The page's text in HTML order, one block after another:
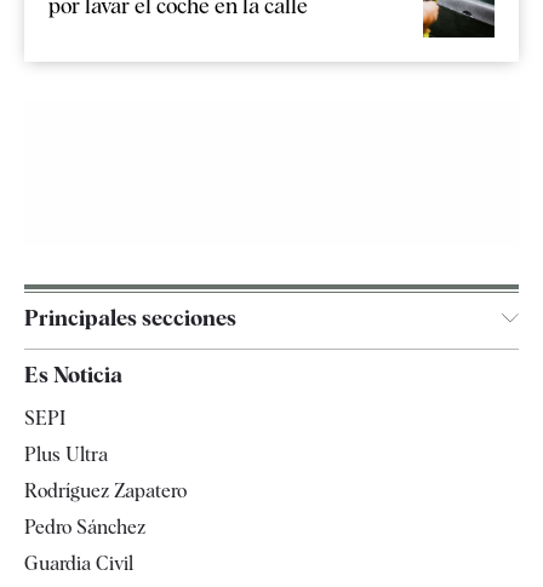
Principales secciones
España
Televisión
Es Noticia
SEPI
Plus Ultra
Rodríguez Zapatero
Pedro Sánchez
Guardia Civil